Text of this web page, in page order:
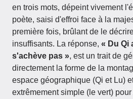
en trois mots, dépeint vivement
poète, saisi d'effroi face à la
première fois, brûlant de le
insuffisants. La réponse, « Du Qi
s'achève pas », est un trait de
directement la forme de la
espace géographique (Qi et Lu)
extrêmement simple (le vert)